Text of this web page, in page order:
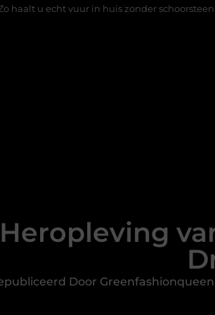
in huis zonder schoorsteen Een
Door Greenfashionqueen